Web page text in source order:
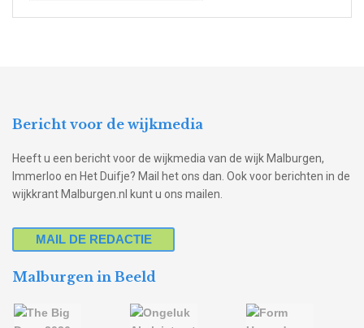
Bericht voor de wijkmedia
Heeft u een bericht voor de wijkmedia van de wijk Malburgen,
Immerloo en Het Duifje? Mail het ons dan. Ook voor berichten in de
wijkkrant Malburgen.nl kunt u ons mailen.
MAIL DE REDACTIE
Malburgen in Beeld